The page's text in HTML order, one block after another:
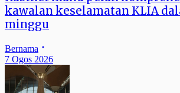
kawalan keselamatan KLIA
minggu
Bernama
7 Ogos 2026